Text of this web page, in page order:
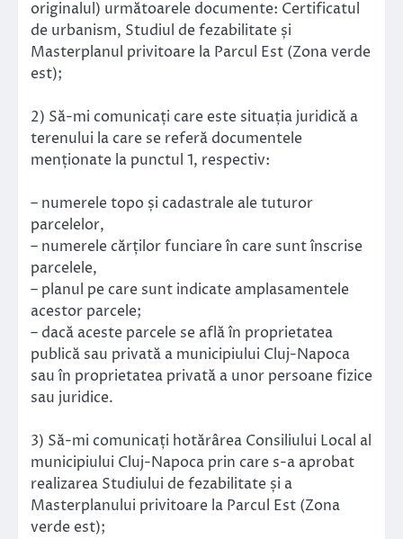
originalul) următoarele documente: Certificatul
de urbanism, Studiul de fezabilitate și
Masterplanul privitoare la Parcul Est (Zona verde
est);
2) Să-mi comunicați care este situația juridică a
terenului la care se referă documentele
menționate la punctul 1, respectiv:
– numerele topo și cadastrale ale tuturor
parcelelor,
– numerele cărților funciare în care sunt înscrise
parcelele,
– planul pe care sunt indicate amplasamentele
acestor parcele;
– dacă aceste parcele se află în proprietatea
publică sau privată a municipiului Cluj-Napoca
sau în proprietatea privată a unor persoane fizice
sau juridice.
3) Să-mi comunicați hotărârea Consiliului Local al
municipiului Cluj-Napoca prin care s-a aprobat
realizarea Studiului de fezabilitate și a
Masterplanului privitoare la Parcul Est (Zona
verde est);